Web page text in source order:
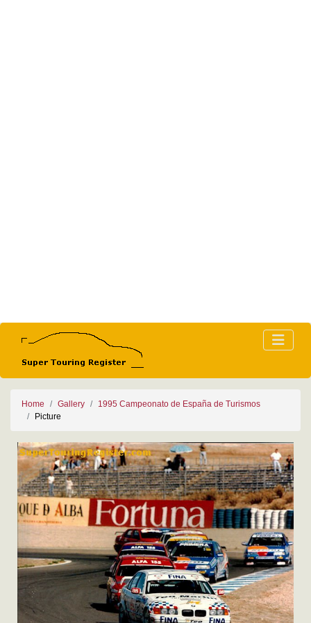
Home Gallery
1995 Campeonato de España de Turismos
Picture